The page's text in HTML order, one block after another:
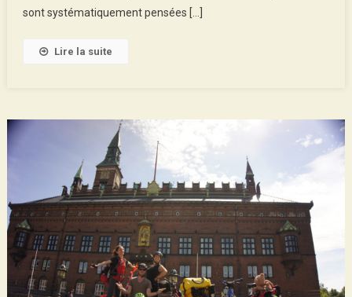
sont systématiquement pensées […]
Lire la suite